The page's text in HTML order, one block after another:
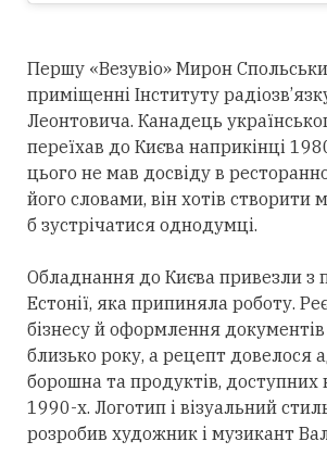
Першу «Везувіо» Мирон
приміщенні Інституту
Леонтовича. Канадець
переїхав до Києва наприкінці
цього не мав досвіду в
його словами, він хотів створити
б зустрічатися однодумці.
Обладнання до Києва привезли з
Естонії, яка припиняла роботу.
бізнесу й оформлення
близько року, а рецепт довелося
борошна та продуктів, доступних
1990-х. Логотип і візуальний
розробив художник і музикант